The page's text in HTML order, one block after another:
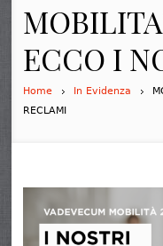
ECCO I
Home In Evidenza
RECLAMI